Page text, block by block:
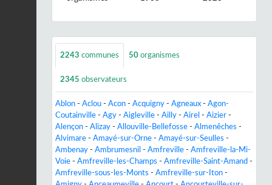
2243 communes 50 organismes
2345 observateurs
Ablon - Aclou - Acon - Acquigny - Agneaux - Agon-
Coutainville - Agy - Aigleville - Ailly - Airel - Aizier -
Alençon - Alizay - Allouville-Bellefosse - Almenêches -
Alvimare - Amayé-sur-Orne - Amayé-sur-Seulles -
Ambenay - Ambrumesnil - Amfreville - Amfreville-la-Mi-
Voie - Amfreville-les-Champs - Amfreville-Saint-Amand -
Amfreville-sous-les-Monts - Amfreville-sur-Iton -